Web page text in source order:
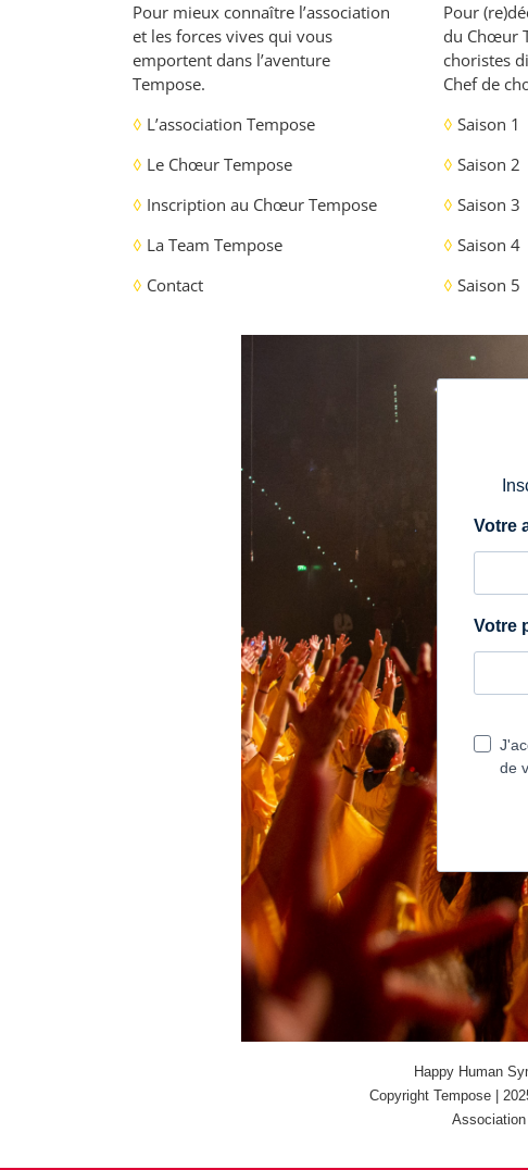
Pour mieux connaître l’association
et les forces vives qui vous
emportent dans l’aventure
Tempose.
◊ L’association Tempose
◊ Le Chœur Tempose
◊ Inscription au Chœur Tempose
◊ La Team Tempose
◊ Contact
Pour
du Chœur
choristes
Chef de
◊ Saison 1
◊ Saison 2
◊ Saison 3
◊ Saison 4
◊ Saison 5
Happy Human
Copyright Tempose |
Association